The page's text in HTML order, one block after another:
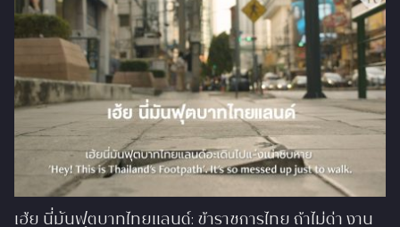
เฮ้ย นี่มันฟุตบาทไทยแลนด์: ข้าราชการไทย ถ้าไม่ด่า งาน